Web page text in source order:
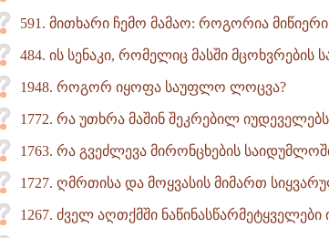
591. მითხარი ჩემო მამაო: როგორია
484. ის სენაკი, რომელიც მასში მცოხვრების
1948. როგორ იყოფა საუფლო ლოცვა?
1772. რა უთხრა მაშინ შეკრებილ
1763. რა გვეძლევა მირონცხების
1727. ღმრთისა და მოყვასის მიმართ
1267. ძველ აღთქმში